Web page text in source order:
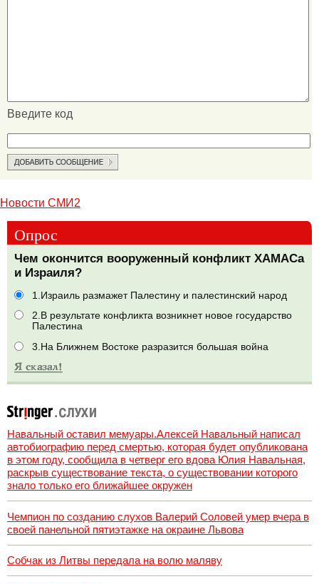
Введите код
Новости СМИ2
Опрос
Чем окончится вооруженный конфликт ХАМАСа
и Израиля?
1.Израиль размажет Палестину и палестинский народ
2.В результате конфликта возникнет новое государство
Палестина
3.На Ближнем Востоке разразится большая война
Навальный оставил мемуары.Алексей Навальный написал
автобиографию перед смертью, которая будет опубликована
в этом году, сообщила в четверг его вдова Юлия Навальная,
раскрыв существование текста, о существовании которого
знало только его ближайшее окружен
Чемпион по созданию слухов Валерий Соловей умер вчера в
своей панельной пятиэтажке на окраине Львова
Собчак из Литвы передала на волю маляву